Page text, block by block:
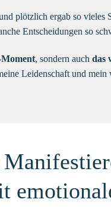
plötzlich ergab so vieles
Entscheidungen so
, sondern auch das
Leidenschaft und mein